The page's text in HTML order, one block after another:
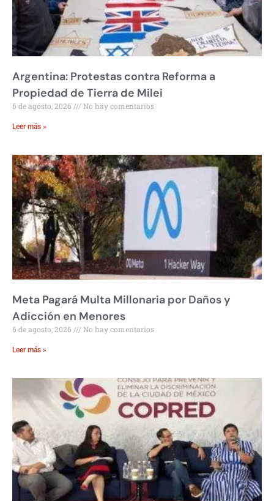
Argentina: Protestas contra Reforma a
Propiedad de Tierra de Milei
6 de agosto, 2026 No hay comentarios
Leer más »
Meta Pagará Multa Millonaria por Daños y
Adicción en Menores
6 de agosto, 2026 No hay comentarios
Leer más »